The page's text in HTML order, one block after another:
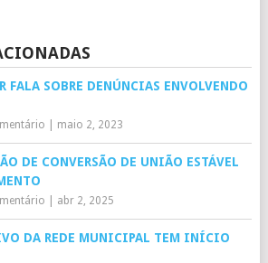
FALA SOBRE DENÚNCIAS ENVOLVENDO
maio 2, 2023
DE CONVERSÃO DE UNIÃO ESTÁVEL
abr 2, 2025
DA REDE MUNICIPAL TEM INÍCIO